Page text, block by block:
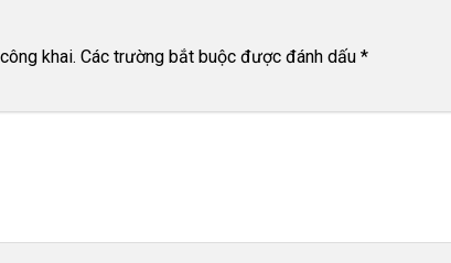
khai. Các trường bắt buộc được đánh dấu *